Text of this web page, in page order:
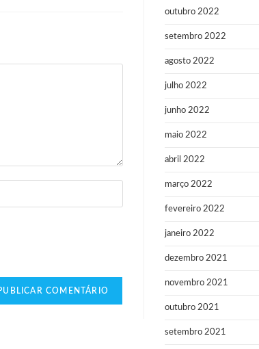
outubro 2022
setembro 2022
agosto 2022
julho 2022
junho 2022
maio 2022
abril 2022
março 2022
fevereiro 2022
janeiro 2022
dezembro 2021
novembro 2021
outubro 2021
setembro 2021